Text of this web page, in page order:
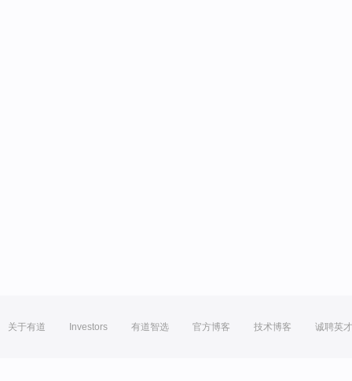
关于有道 Investors 有道智选 官方博客 技术博客 诚聘英才